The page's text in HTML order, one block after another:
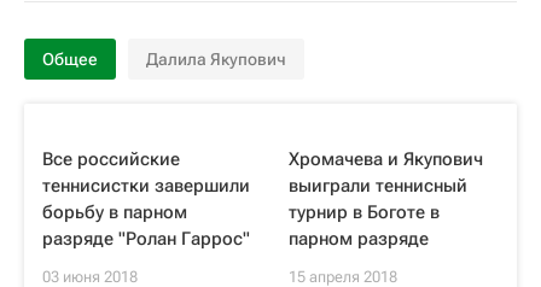
Общее Далила Якупович
Все российские
теннисистки завершили
борьбу в парном
разряде "Ролан Гаррос"
03 июня 2018
Хромачева и Якупович
выиграли теннисный
турнир в Боготе в
парном разряде
15 апреля 2018